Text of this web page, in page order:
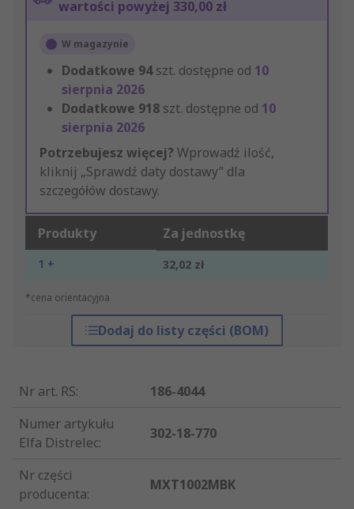
wartości powyżej 330,00 zł
W magazynie
Dodatkowe 94szt. dostępne od 10
sierpnia 2026
Dodatkowe 918 szt. dostępne od 10
sierpnia 2026
Potrzebujesz więcej? Wprowadź ilość,
kliknij „Sprawdź daty dostawy” dla
szczegółów dostawy.
Produkty Za jednostkę
1 + 32,02 zł
*cena orientacyjna
Dodaj do listy części (BOM)
Nr art. RS:
186-4044
Numer artykułu
Elfa Distrelec:
302-18-770
Nr części
producenta:
MXT1002MBK